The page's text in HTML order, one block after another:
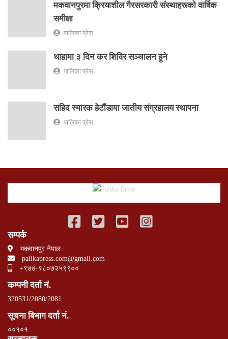
मकवानपुरमा क्रियाशील गैरसरकारी संस्थाहरूको वार्षिक
समीक्षा
पालिका प्रेस
थाहामा ३ दिन कर शिविर सञ्चालन हुने
पालिका प्रेस
सहिद स्मारक हेटौंडामा जातीय संग्रहालय स्थापना
पालिका प्रेस
सम्पर्क
मकवानपुर नेपाल
palikapress.com@gmail.com
+९७७-९८०७२५९९००
कम्पनी दर्ता नं.
320531/2080/2081
सूचना बिभाग दर्ता नं.
००१०१